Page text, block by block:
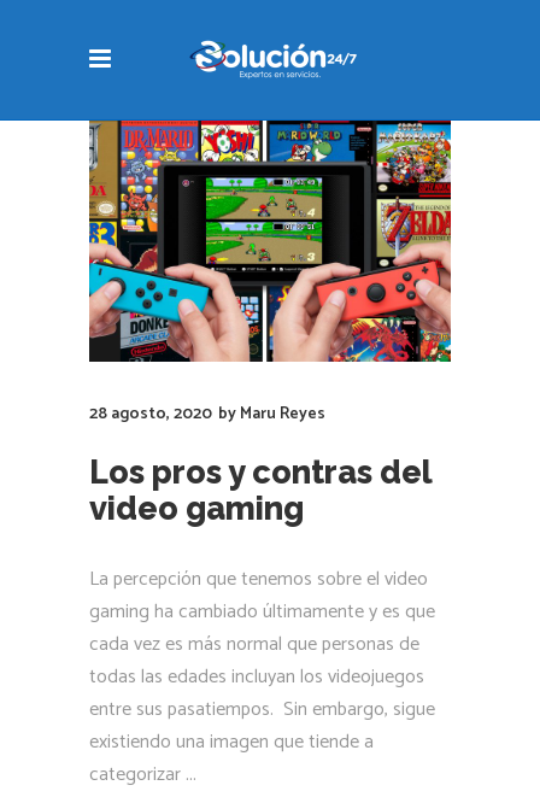
28 agosto, 2020 byMaru Reyes
Los pros y contras del
video gaming
La percepción que tenemos sobre el video
gaming ha cambiado últimamente y es que
cada vez es más normal que personas de
todas las edades incluyan los videojuegos
entre sus pasatiempos. Sin embargo, sigue
existiendo una imagen que tiende a
categorizar